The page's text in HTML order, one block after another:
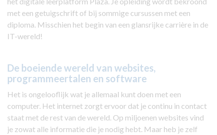
met een getuigschrift of bij sommige cursussen met een
diploma. Misschien het begin van een glansrijke carrière in de
IT-wereld!
De boeiende wereld van websites,
programmeertalen en software
Het is ongelooflijk wat je allemaal kunt doen met een
computer. Het internet zorgt ervoor dat je continu in contact
staat met de rest van de wereld. Op miljoenen websites vind
je zowat alle informatie die je nodig hebt. Maar heb je zelf